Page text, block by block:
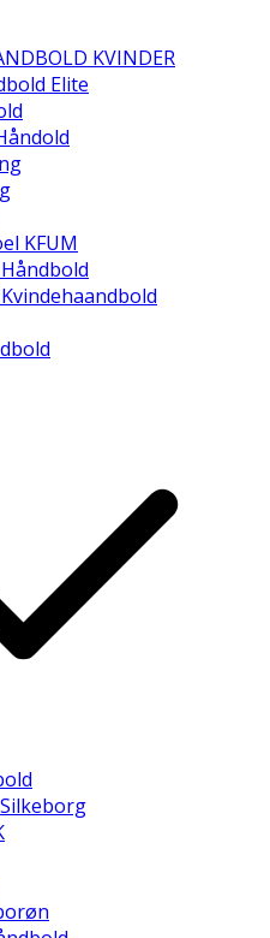
KVINDER
Elite
KFUM